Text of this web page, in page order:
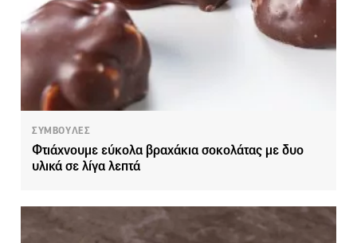
ΣΥΜΒΟΥΛΕΣ
Φτιάχνουμε εύκολα βραχάκια σοκολάτας με δυο
υλικά σε λίγα λεπτά